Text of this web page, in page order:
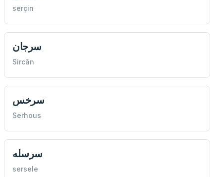
serçin
سرجان
Sircân
سرخس
Serhous
سرسله
sersele